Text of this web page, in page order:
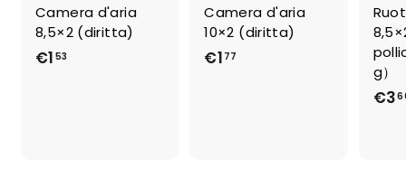
Camera d'aria
8,5×2 (diritta)
€1 53
Camera d'aria
10×2 (diritta)
€1 77
g）
€3